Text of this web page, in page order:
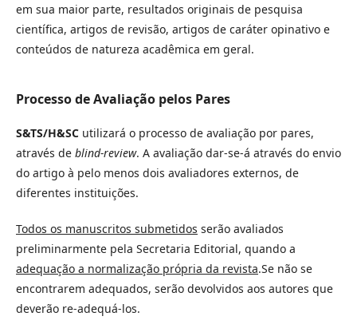
em sua maior parte, resultados originais de pesquisa
científica, artigos de revisão, artigos de caráter opinativo e
conteúdos de natureza acadêmica em geral.
Processo de Avaliação pelos Pares
S&TS/H&SC utilizará o processo de avaliação por pares,
através de blind-review. A avaliação dar-se-á através do envio
do artigo à pelo menos dois avaliadores externos, de
diferentes instituições.
Todos os manuscritos submetidos serão avaliados
preliminarmente pela Secretaria Editorial, quando a
adequação a normalização própria da revista.Se não se
encontrarem adequados, serão devolvidos aos autores que
deverão re-adequá-los.